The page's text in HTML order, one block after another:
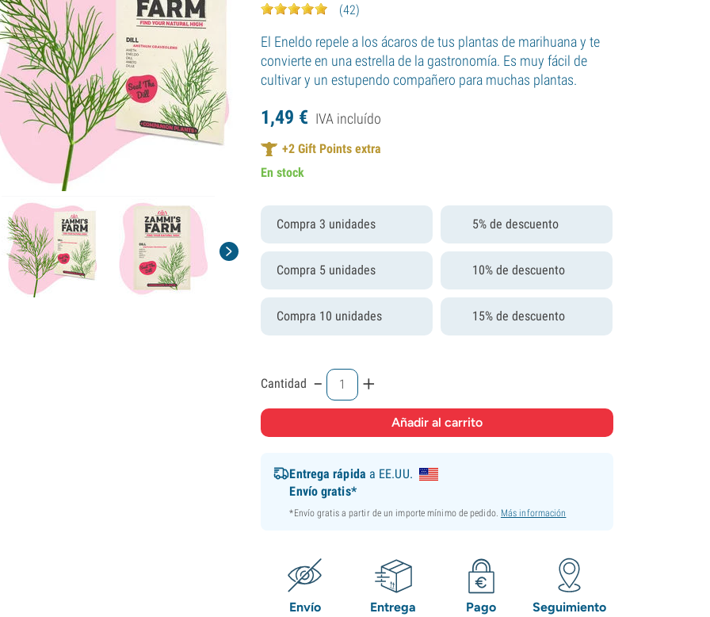
(42)
El Eneldo repele a los ácaros de tus plantas de marihuana y te
convierte en una estrella de la gastronomía. Es muy fácil de
cultivar y un estupendo compañero para muchas plantas.
1,49 € IVA incluído
+2 Gift Points extra
En stock
Compra 3 unidades 5% de descuento
Compra 5 unidades 10% de descuento
Compra 10 unidades 15% de descuento
Cantidad - +
Entrega rápida a EE.UU.
Envío gratis*
*Envío gratis a partir de un importe mínimo de pedido. Más información
Envío
Entrega
Pago
Seguimiento